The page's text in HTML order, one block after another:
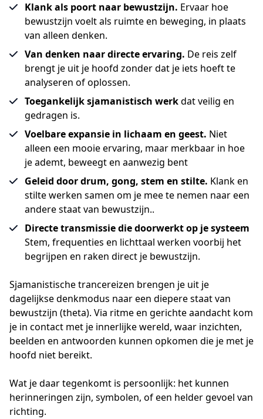
Klank als poort naar bewustzijn. Ervaar hoe
bewustzijn voelt als ruimte en beweging, in plaats
van alleen denken.
Van denken naar directe ervaring. De reis zelf
brengt je uit je hoofd zonder dat je iets hoeft te
analyseren of oplossen.
Toegankelijk sjamanistisch werkdat veilig en
gedragen is.
Voelbare expansie in lichaam en geest. Niet
alleen een mooie ervaring, maar merkbaar in hoe
je ademt, beweegt en aanwezig bent
Geleid door drum, gong, stem en stilte. Klank en
stilte werken samen om je mee te nemen naar een
andere staat van bewustzijn..
Directe transmissie die doorwerkt op je systeem
Stem, frequenties en lichttaal werken voorbij het
begrijpen en raken direct je bewustzijn.
Sjamanistische trancereizen brengen je uit je
dagelijkse denkmodus naar een diepere staat van
bewustzijn (theta). Via ritme en gerichte aandacht kom
je in contact met je innerlijke wereld, waar inzichten,
beelden en antwoorden kunnen opkomen die je met je
hoofd niet bereikt.
Wat je daar tegenkomt is persoonlijk: het kunnen
herinneringen zijn, symbolen, of een helder gevoel van
richting.